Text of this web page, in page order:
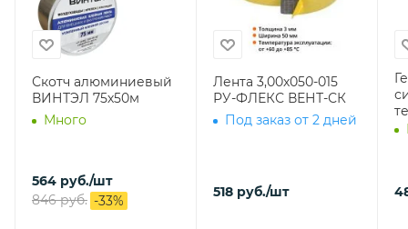
Скотч алюминиевый
ВИНТЭЛ 75х50м
Много
564 руб./шт
846руб. -33%
Лента 3,00х050-015
РУ-ФЛЕКС ВЕНТ-СК
Под заказ от 2 дней
518 руб./шт